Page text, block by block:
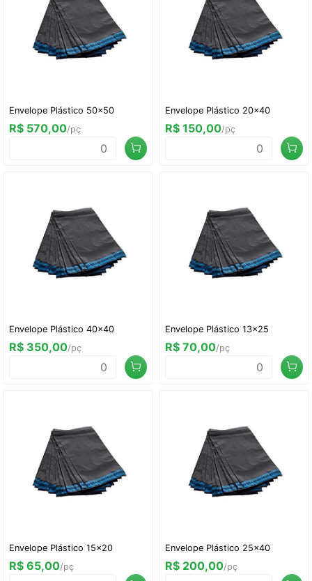
Envelope Plástico 50x50
R$ 570,00/pç
Envelope Plástico 20x40
R$ 150,00/pç
Envelope Plástico 40x40
R$ 350,00/pç
Envelope Plástico 13x25
R$ 70,00/pç
Envelope Plástico 15x20
R$ 65,00/pç
Envelope Plástico 25x40
R$ 200,00/pç